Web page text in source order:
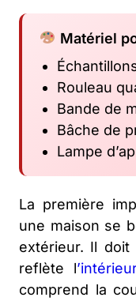
Matériel
Rouleau
Bande de
Bâche de
Lampe
La première
une maison se
extérieur. Il doit
reflète l
comprend la